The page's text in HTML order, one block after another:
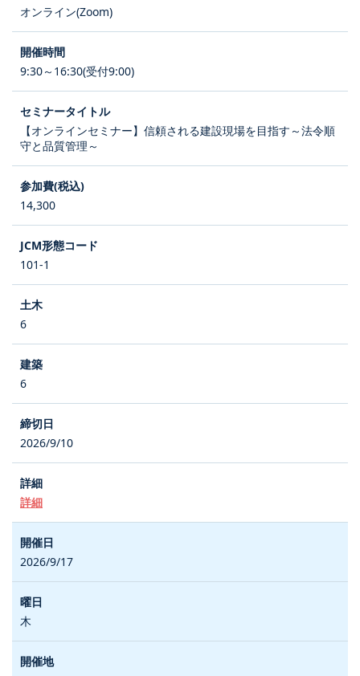
オンライン(Zoom)
9:30～16:30(受付9:00)
【オンラインセミナー】信頼される建設現場を目指す～法令順
守と品質管理～
14,300
101-1
6
6
2026/9/10
詳細
2026/9/17
木